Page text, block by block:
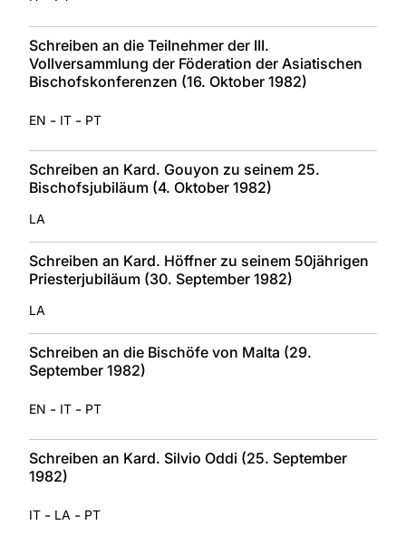
Schreiben an die Teilnehmer der III.
Vollversammlung der Föderation der Asiatischen
Bischofskonferenzen (16. Oktober 1982)
EN - IT - PT
Schreiben an Kard. Gouyon zu seinem 25.
Bischofsjubiläum (4. Oktober 1982)
LA
Schreiben an Kard. Höffner zu seinem 50jährigen
Priesterjubiläum (30. September 1982)
LA
Schreiben an die Bischöfe von Malta (29.
September 1982)
EN - IT - PT
Schreiben an Kard. Silvio Oddi (25. September
1982)
IT - LA - PT